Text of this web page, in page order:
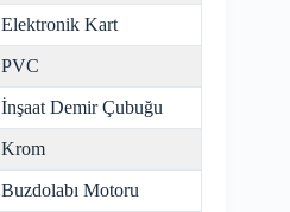
Elektronik Kart
PVC
İnşaat Demir Çubuğu
Krom
Buzdolabı Motoru